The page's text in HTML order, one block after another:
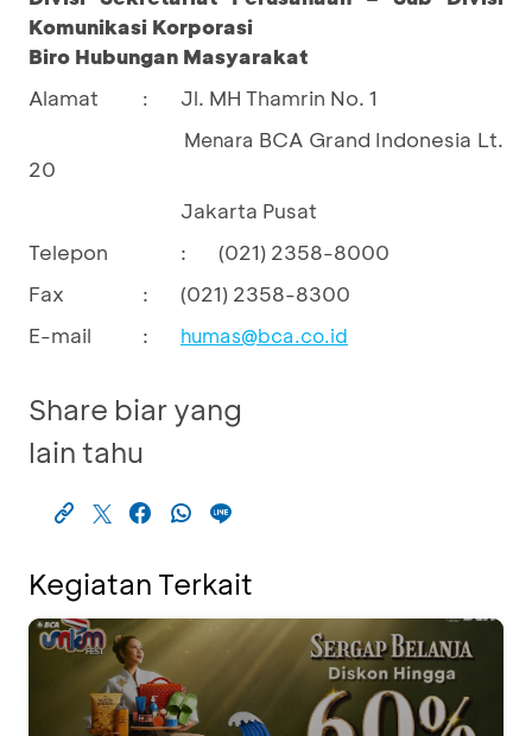
Komunikasi Korporasi
Biro Hubungan Masyarakat
Alamat
: Jl. MH Thamrin No. 1
Menara BCA Grand Indonesia Lt.
20
Jakarta Pusat
Telepon
:
(021) 2358-8000
Fax
:
(021) 2358-8300
E-mail
: humas@bca.co.id
Share biar yang
lain tahu
Kegiatan Terkait